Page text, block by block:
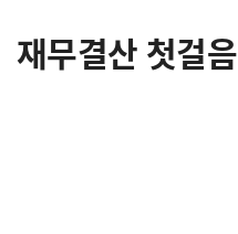
재무결산 첫걸음